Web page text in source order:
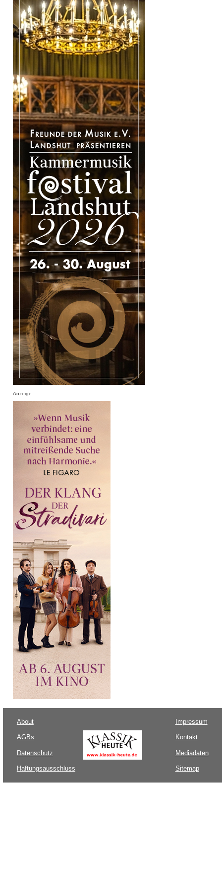
Anzeige
About
AGBs
Datenschutz
Haftungsausschluss
Impressum
Kontakt
Mediadaten
Sitemap